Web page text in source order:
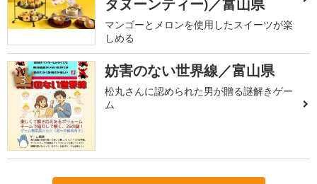
タヌーンティー)／富山県
マンゴーとメロンを使用したスイーツが楽
しめる
3 妨害のない世界線／富山県
松丸さんに認められた男が贈る謎解きゲー
ム